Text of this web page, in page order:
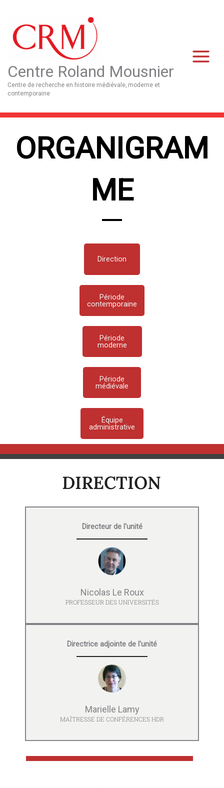
contenu
Centre Roland Mousnier
Centre de recherche en histoire médiévale, moderne et
contemporaine
ORGANIGRAM
ME
Direction
Période
contemporaine
Période
moderne
Période
médiévale
Équipe
administrative
DIRECTION
Directeur de l'unité
Nicolas Le Roux
PROFESSEUR DES UNIVERSITÉS
Directrice adjointe de l'unité
Marielle Lamy
MAÎTRESSE DE CONFÉRENCES HDR